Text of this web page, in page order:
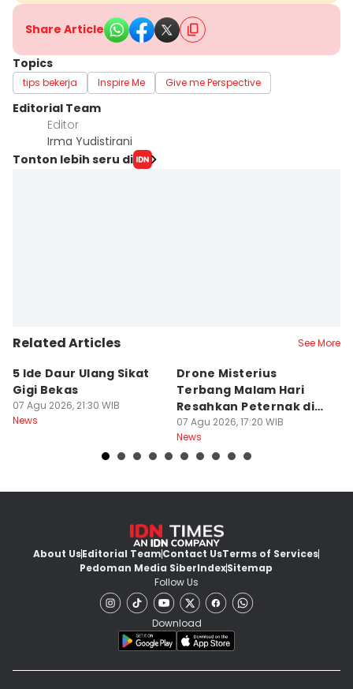
Share Article
Topics
tips bekerja Inspire Me Give me Perspective
Editorial Team
Editor
Irma Yudistirani
Tonton lebih seru di
Related Articles See More
5 Ide Daur Ulang Sikat
Gigi Bekas
07 Agu 2026, 21:30 WIB
News
Drone Misterius
Terbang Malam Hari
Resahkan Peternak di
Marga Tabanan
07 Agu 2026, 17:20 WIB
News
About UsEditorial TeamContact UsTerms of Services
Pedoman Media SiberIndexSitemap
Follow Us
Download